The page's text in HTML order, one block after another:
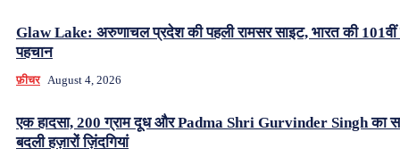
Glaw Lake: अरुणाचल प्रदेश की पहली रामसर साइट, भारत की
पहचान
फ़ीचर August 4, 2026
एक हादसा, 200 ग्राम दूध और Padma Shri Gurvinder Singh का
बदली हज़ारों ज़िंदगियां